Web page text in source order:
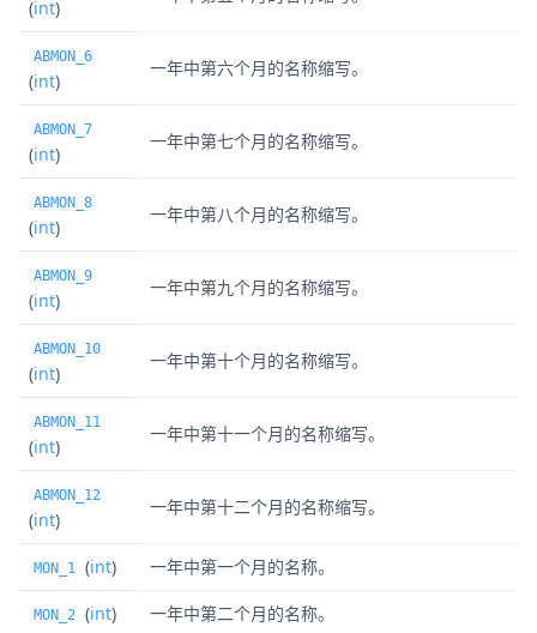
(int)
ABMON_6
(int)
一年中第六个月的名称缩写。
ABMON_7
(int)
一年中第七个月的名称缩写。
ABMON_8
(int)
一年中第八个月的名称缩写。
ABMON_9
(int)
一年中第九个月的名称缩写。
ABMON_10
(int)
一年中第十个月的名称缩写。
ABMON_11
(int)
一年中第十一个月的名称缩写。
ABMON_12
(int)
一年中第十二个月的名称缩写。
MON_1 (int) 一年中第一个月的名称。
MON_2 (int) 一年中第二个月的名称。